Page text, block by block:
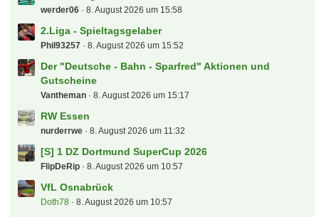
werder06 8. August 2026 um 15:58
2.Liga - Spieltagsgelaber
Phil93257 8. August 2026 um 15:52
Der "Deutsche - Bahn - Sparfred" Aktionen und
Gutscheine
Vantheman 8. August 2026 um 15:17
RW Essen
nurderrwe 8. August 2026 um 11:32
[S] 1 DZ Dortmund SuperCup 2026
FlipDeRip 8. August 2026 um 10:57
VfL Osnabrück
Doth78 8. August 2026 um 10:57